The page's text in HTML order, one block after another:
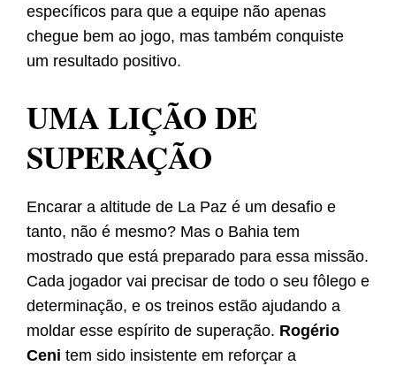
específicos para que a equipe não apenas
chegue bem ao jogo, mas também conquiste
um resultado positivo.
UMA LIÇÃO DE
SUPERAÇÃO
Encarar a altitude de La Paz é um desafio e
tanto, não é mesmo? Mas o Bahia tem
mostrado que está preparado para essa missão.
Cada jogador vai precisar de todo o seu fôlego e
determinação, e os treinos estão ajudando a
moldar esse espírito de superação. Rogério
Ceni tem sido insistente em reforçar a